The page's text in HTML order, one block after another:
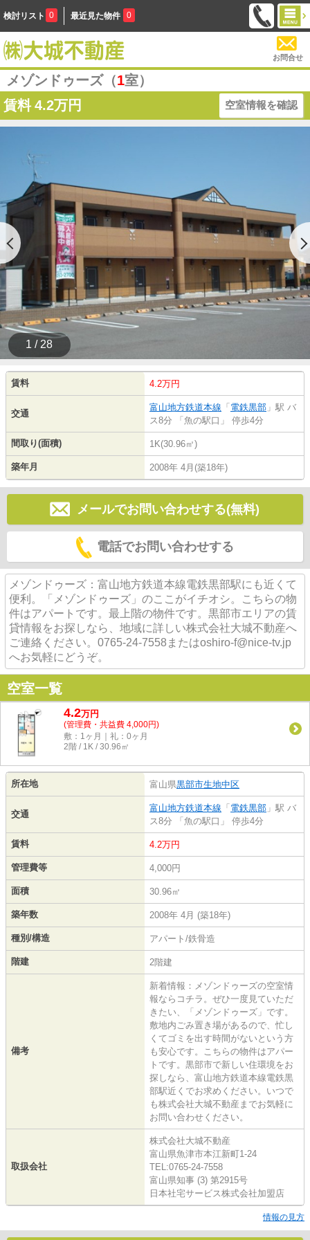
検討リスト 0 最近見た物件 0
お問合せ
メゾンドゥーズ（1室）
賃料 4.2万円 空室情報を確認
1 / 28
賃料 4.2万円
交通
富山地方鉄道本線 「 電鉄黒部 」駅 バ
ス8分 「魚の駅口」 停歩4分
間取り(面積) 1K(30.96㎡)
築年月 2008年 4月(築18年)
メールでお問い合わせする(無料)
電話でお問い合わせする
メゾンドゥーズ：富山地方鉄道本線電鉄黒部駅にも近くて
便利。「メゾンドゥーズ」のここがイチオシ。こちらの物
件はアパートです。最上階の物件です。黒部市エリアの賃
貸情報をお探しなら、地域に詳しい株式会社大城不動産へ
ご連絡ください。0765-24-7558またはoshiro-f@nice-tv.jp
へお気軽にどうぞ。
空室一覧
4.2万円
(管理費・共益費 4,000円)
敷：1ヶ月｜礼：0ヶ月
2階 / 1K / 30.96㎡
所在地 富山県黒部市生地中区
交通
富山地方鉄道本線 「 電鉄黒部 」駅 バ
ス8分 「魚の駅口」 停歩4分
賃料 4.2万円
管理費等 4,000円
面積 30.96㎡
築年数 2008年 4月 (築18年)
種別/構造 アパート/鉄骨造
階建 2階建
備考
新着情報：メゾンドゥーズの空室情
報ならコチラ。ぜひ一度見ていただ
きたい、「メゾンドゥーズ」です。
敷地内ごみ置き場があるので、忙し
くてゴミを出す時間がないという方
も安心です。こちらの物件はアパー
トです。黒部市で新しい住環境をお
探しなら、富山地方鉄道本線電鉄黒
部駅近くでお求めください。いつで
も株式会社大城不動産までお気軽に
お問い合わせください。
取扱会社
株式会社大城不動産
富山県魚津市本江新町1-24
TEL:0765-24-7558
富山県知事 (3) 第2915号
日本社宅サービス株式会社加盟店
情報の見方